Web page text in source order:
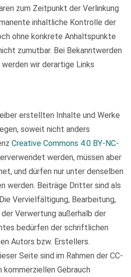
zum Zeitpunkt der Verlinkung
inhaltliche Kontrolle der
ohne konkrete Anhaltspunkte
zumutbar. Bei Bekanntwerden
wir derartige Links
erstellten Inhalte und Werke
soweit nicht anders
Creative Commons 4.0 BY-NC-
werden, müssen aber
und dürfen nur unter denselben
werden. Beiträge Dritter sind als
Vervielfältigung, Bearbeitung,
Verwertung außerhalb der
bedürfen der schriftlichen
Autors bzw. Erstellers.
Seite sind im Rahmen der CC-
kommerziellen Gebrauch